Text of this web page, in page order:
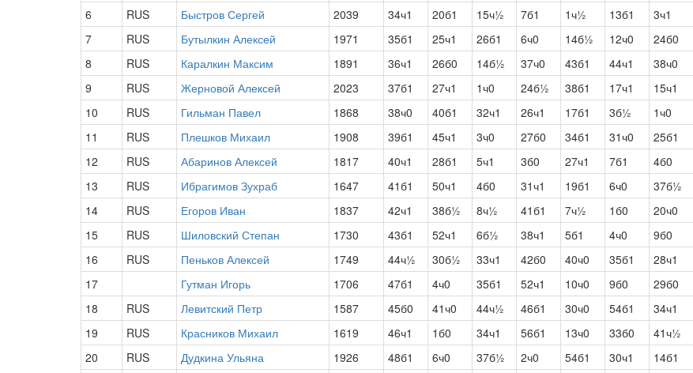
6
RUS Быстров Сергей 2039 34ч1 20б1 15ч½ 7б1 1ч½ 13б1 3ч1
7
RUS Бутылкин Алексей 1971 35б1 25ч1 26б1 6ч0 14б½ 12ч0 24б0
8
RUS Каралкин Максим 1891 36ч1 26б0 14б½ 37ч0 43б1 44ч1 38ч0
9
RUS Жерновой Алексей 2023 37б1 27ч1 1ч0 24б½ 38б1 17ч1 15ч1
10
RUS Гильман Павел 1868 38ч0 40б1 32ч1 26ч1 17б1 3б½ 1ч0
11
RUS Плешков Михаил 1908 39б1 45ч1 3ч0 27б0 34б1 31ч0 25б1
12
RUS Абаринов Алексей 1817 40ч1 28б1 5ч1 3б0 27ч1 7б1 4б0
13
RUS Ибрагимов Зухраб 1647 41б1 50ч1 4б0 31ч1 19б1 6ч0 37б½
14
RUS Егоров Иван 1837 42ч1 38б½ 8ч½ 41б1 7ч½ 1б0 20ч0
15
RUS Шиловский Степан 1730 43б1 52ч1 6б½ 38ч1 5б1 4ч0 9б0
16
RUS Пеньков Алексей 1749 44ч½ 30б½ 33ч1 42б0 40ч0 35б1 28ч1
17
Гутман Игорь 1706 47б1 4ч0 35б1 52ч1 10ч0 9б0 29б0
18
RUS Левитский Петр 1587 45б0 41ч0 44ч½ 46б1 30ч0 54б1 34ч1
19
RUS Красников Михаил 1619 46ч1 1б0 34ч1 56б1 13ч0 33б0 41ч½
20
RUS Дудкина Ульяна 1926 48б1 6ч0 37б½ 2ч0 54б1 30ч1 14б1